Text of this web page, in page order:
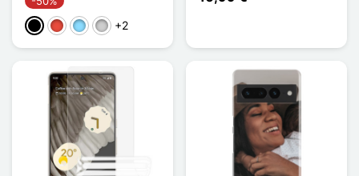
NegroRojoAzul claro
Plata+2